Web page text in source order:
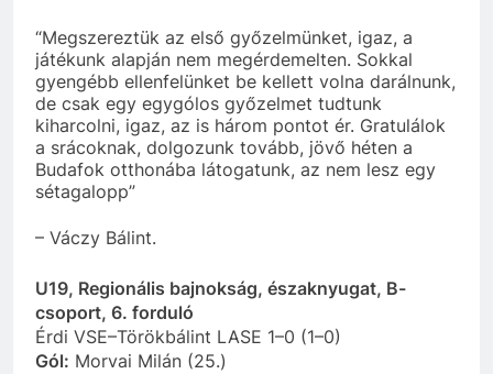
“Megszereztük az első győzelmünket, igaz, a
játékunk alapján nem megérdemelten. Sokkal
gyengébb ellenfelünket be kellett volna darálnunk,
de csak egy egygólos győzelmet tudtunk
kiharcolni, igaz, az is három pontot ér. Gratulálok
a srácoknak, dolgozunk tovább, jövő héten a
Budafok otthonába látogatunk, az nem lesz egy
sétagalopp”
– Váczy Bálint.
U19, Regionális bajnokság, északnyugat, B-
csoport, 6. forduló
Érdi VSE–Törökbálint LASE 1–0 (1–0)
Gól: Morvai Milán (25.)